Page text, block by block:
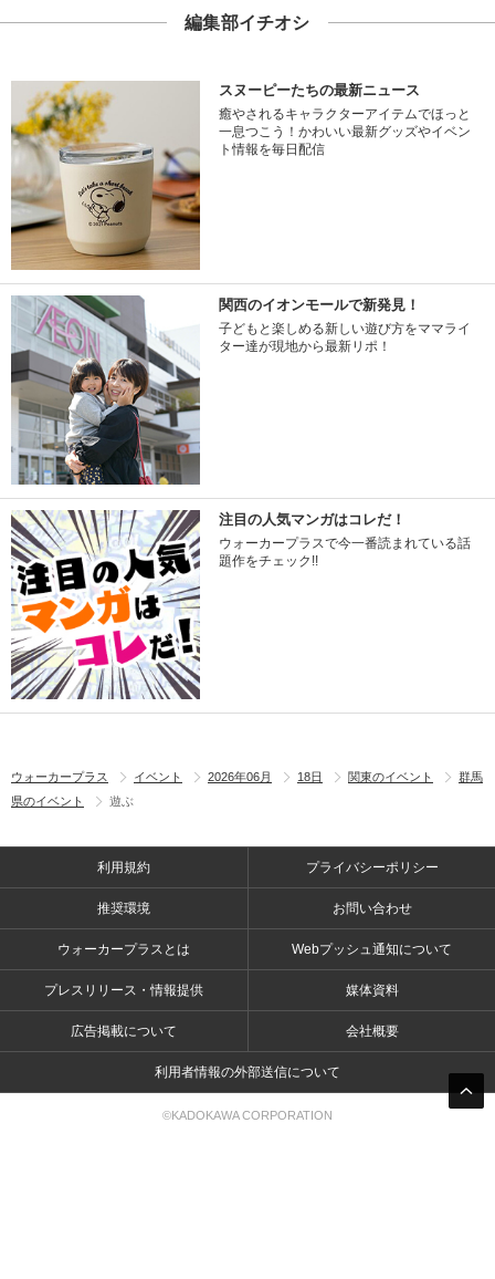
編集部イチオシ
スヌーピーたちの最新ニュース
癒やされるキャラクターアイテムでほっと
一息つこう！かわいい最新グッズやイベン
ト情報を毎日配信
関西のイオンモールで新発見！
子どもと楽しめる新しい遊び方をママライ
ター達が現地から最新リポ！
注目の人気マンガはコレだ！
ウォーカープラスで今一番読まれている話
題作をチェック!!
ウォーカープラス イベント 2026年06月 18日 関東のイベント
群馬
県のイベント
遊ぶ
利用規約 プライバシーポリシー
推奨環境 お問い合わせ
ウォーカープラスとは Webプッシュ通知について
プレスリリース・情報提供 媒体資料
広告掲載について 会社概要
利用者情報の外部送信について
©KADOKAWA CORPORATION